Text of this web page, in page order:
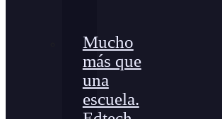
Mucho
más que
una
escuela.